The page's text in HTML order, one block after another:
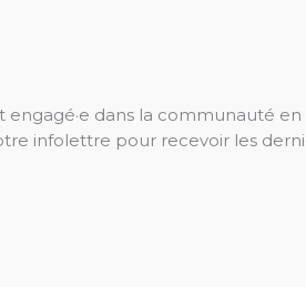
engagé·e dans la communauté
infolettre pour recevoir les